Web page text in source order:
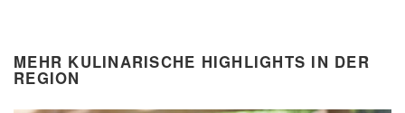
MEHR KULINARISCHE HIGHLIGHTS IN DER
REGION